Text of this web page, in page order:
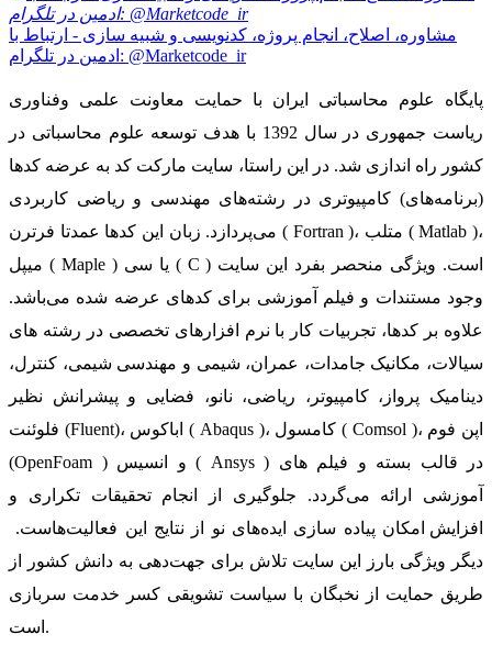
مشاوره، اصلاح، انجام پروژه، کدنویسی و شبیه سازی - ارتباط با
ادمین در تلگرام: @Marketcode_ir
پایگاه علوم محاسباتی ایران با حمایت معاونت علمی وفناوری
ریاست جمهوری در سال 1392 با هدف توسعه علوم محاسباتی در
کشور راه اندازی شد. در این راستا، سایت مارکت کد به عرضه کدها
(برنامه‌های) کامپیوتری در رشته‌های مهندسی و ریاضی کاربردی
می‌پردازد. زبان این کدها عمدتا فرترن ( Fortran )، متلب ( Matlab )،
میپل ( Maple ) یا سی ( C ) است. ویژگی منحصر بفرد این سایت
وجود مستندات و فیلم آموزشی برای کدهای عرضه شده می‌باشد.
علاوه بر کدها، تجربیات کار با نرم افزارهای تخصصی در رشته های
سیالات، مکانیک جامدات، عمران، شیمی و مهندسی شیمی، کنترل،
دینامیک پرواز، کامپیوتر، ریاضی، نانو، فضایی و پیشرانش نظیر
فلوئنت (Fluent)، اباکوس ( Abaqus )، کامسول ( Comsol )، اپن فوم
(OpenFoam ) و انسیس ( Ansys ) در قالب بسته‌ و فیلم های
آموزشی ارائه می‌گردد. جلوگیری از انجام تحقیقات تکراری و
افزایش امکان پیاده سازی ایده‌های نو از نتایج این فعالیت‌هاست.
دیگر ویژگی بارز این سایت تلاش برای جهت‌دهی به دانش کشور از
طریق حمایت از نخبگان با سیاست تشویقی کسر خدمت سربازی
است.